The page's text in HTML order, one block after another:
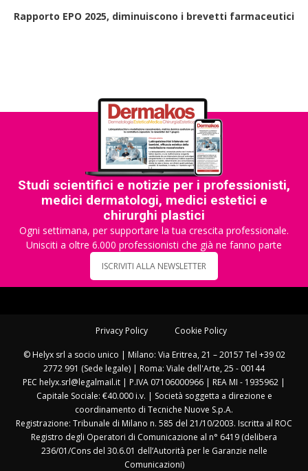
Rapporto EPO 2025, diminuiscono i brevetti farmaceutici
Studi scientifici e notizie per i professionisti,
medici dermatologi, medici estetici e
chirurghi plastici
Ogni settimana, per supportare la tua crescita professionale.
Unisciti a oltre 6.000 professionisti che già ne fanno parte
ISCRIVITI ALLA NEWSLETTER
Privacy Policy Cookie Policy
© Helyx srl a socio unico | Milano: Via Eritrea, 21 – 20157 Tel +39 02
2772 991 (Sede legale) | Roma: Viale dell'Arte, 25 - 00144
PEC helyx.srl@legalmail.it | P.IVA 07106000966 | REA MI - 1935962 |
Capitale Sociale: €40.000 i.v. | Società soggetta a direzione e
coordinamento di Tecniche Nuove S.p.A.
Registrazione: Tribunale di Milano n. 585 del 21/10/2003. Iscritta al ROC
Registro degli Operatori di Comunicazione al n° 6419 (delibera
236/01/Cons del 30.6.01 dell’Autorità per le Garanzie nelle
Comunicazioni)